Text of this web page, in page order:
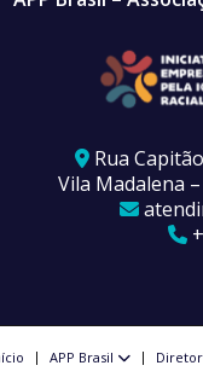
Rua
Vila Madalena –
APP Brasil